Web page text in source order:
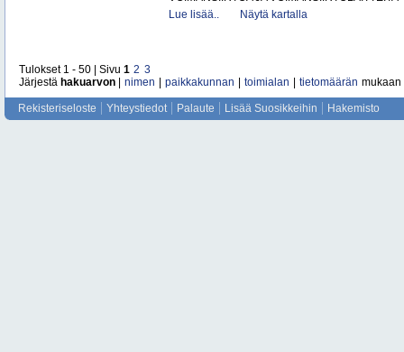
Lue lisää..
Näytä kartalla
Tulokset 1 - 50 | Sivu 1 2 3
Järjestä hakuarvon nimen paikkakunnan toimialan tietomäärän mukaan
Rekisteriseloste Yhteystiedot Palaute Lisää Suosikkeihin Hakemisto